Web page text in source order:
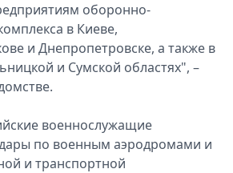
оборонно-
в Киеве,
и Днепропетровске, а также в
и Сумской областях", –
военнослужащие
по военным аэродромами и
и транспортной